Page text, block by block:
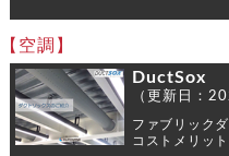
【空調】
DuctSox
（更新日：
ファブリック
コストメリッ